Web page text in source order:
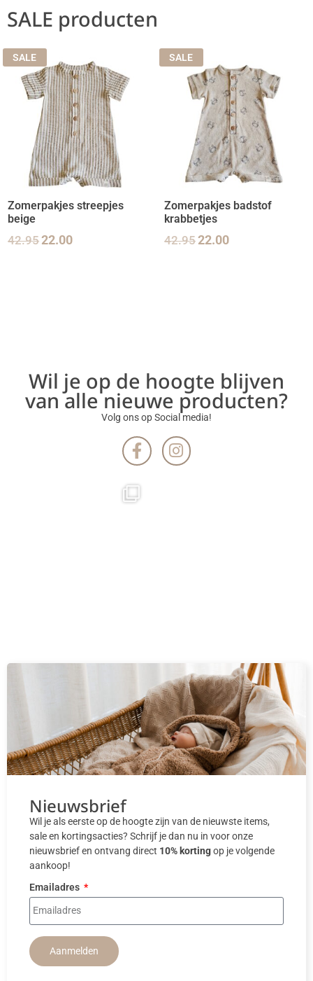
SALE producten
SALE
Zomerpakjes streepjes
beige
42.9522.00
SALE
Zomerpakjes badstof
krabbetjes
42.9522.00
Wil je op de hoogte blijven
van alle nieuwe producten?
Volg ons op Social media!
Nieuwsbrief
Wil je als eerste op de hoogte zijn van de nieuwste items,
sale en kortingsacties? Schrijf je dan nu in voor onze
nieuwsbrief en ontvang direct 10% kortingop je volgende
aankoop!
Emailadres
Aanmelden